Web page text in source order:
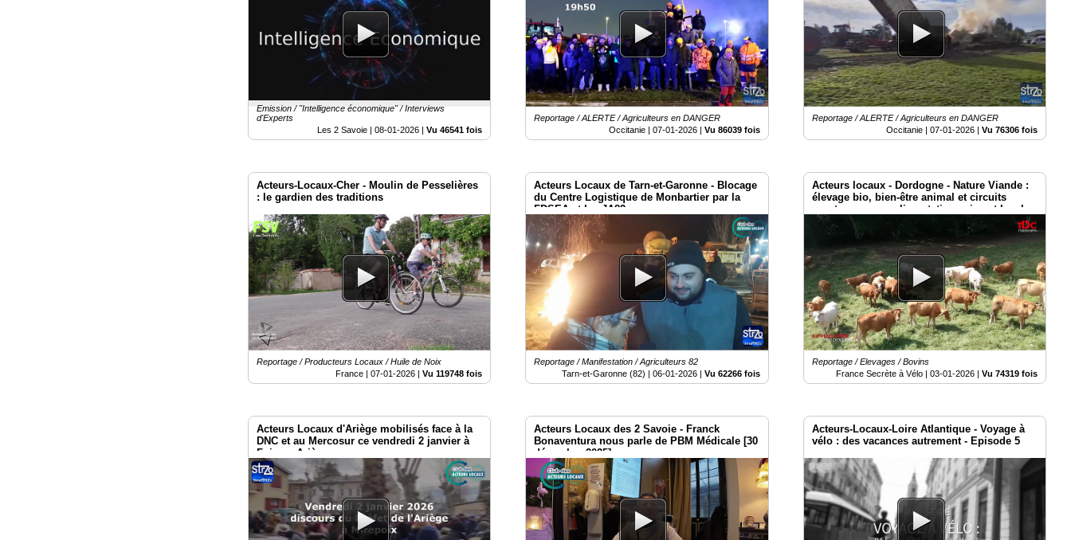
Emission / "Intelligence économique" / Interviews
d'Experts
Les 2 Savoie |08-01-2026 |Vu 46541 fois
Reportage / ALERTE / Agriculteurs en DANGER
Occitanie | 07-01-2026| Vu 86039 fois
Reportage / ALERTE / Agriculteurs en DANGER
Occitanie |07-01-2026 |Vu 76306 fois
Acteurs-Locaux-Cher - Moulin de Pesselières
: le gardien des traditions
Reportage / Producteurs Locaux / Huile de Noix
France |07-01-2026 |Vu 119748 fois
Acteurs Locaux de Tarn-et-Garonne - Blocage
du Centre Logistique de Monbartier par la
FDSEA et les JA82
Reportage / Manifestation / Agriculteurs 82
Tarn-et-Garonne (82) | 06-01-2026| Vu 62266 fois
Acteurs locaux - Dordogne - Nature Viande :
élevage bio, bien-être animal et circuits
courts pour une alimentation saine et locale
Reportage / Elevages / Bovins
France Secrète à Vélo |03-01-2026 |Vu 74319 fois
Acteurs Locaux d'Ariège mobilisés face à la
DNC et au Mercosur ce vendredi 2 janvier à
Foix en Ariège
Acteurs Locaux des 2 Savoie - Franck
Bonaventura nous parle de PBM Médicale [30
décembre 2025]
Acteurs-Locaux-Loire Atlantique - Voyage à
vélo : des vacances autrement - Episode 5